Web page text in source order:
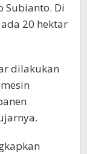
Subianto. Di
20 hektar
dilakukan